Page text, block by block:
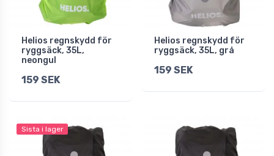
Helios regnskydd för
ryggsäck, 35L,
neongul
159 SEK
Helios regnskydd för
ryggsäck, 35L, grå
159 SEK
Sista i lager